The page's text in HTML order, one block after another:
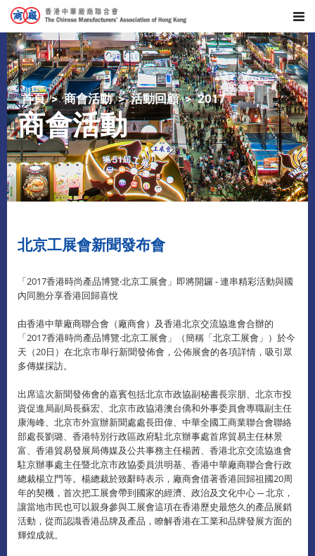
首頁 商會活動 活動回顧 2017
商會活動
北京工展會新聞發布會
「2017香港時尚產品博覽‧北京工展會」即將開鑼 - 連串精彩活動與國
內同胞分享香港回歸喜悅
由香港中華廠商聯合會（廠商會）及香港北京交流協進會合辦的
「2017香港時尚產品博覽‧北京工展會」（簡稱「北京工展會」）於今
天（20日）在北京市舉行新聞發佈會，公佈展會的各項詳情，吸引眾
多傳媒採訪。
出席這次新聞發佈會的嘉賓包括北京市政協副秘書長宗朋、北京市投
資促進局副局長蘇宏、北京市政協港澳台僑和外事委員會專職副主任
康海峰、北京市外宣辦新聞處處長田偉、中華全國工商業聯合會聯絡
部處長劉璐、香港特別行政區政府駐北京辦事處首席貿易主任林景
富、香港貿易發展局傳媒及公共事務主任楊茜、香港北京交流協進會
駐京辦事處主任暨北京市政協委員洪明基、香港中華廠商聯合會行政
總裁楊立門等。楊總裁於致辭時表示，廠商會借著香港回歸祖國20周
年的契機，首次把工展會帶到國家的經濟、政治及文化中心 ─ 北京，
讓當地市民也可以親身參與工展會這項在香港歷史最悠久的產品展銷
活動，從而認識香港品牌及產品，瞭解香港在工業和品牌發展方面的
輝煌成就。